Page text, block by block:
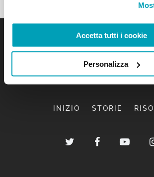
Accetta tutti i cookie
Personalizza
INIZIO STORIE